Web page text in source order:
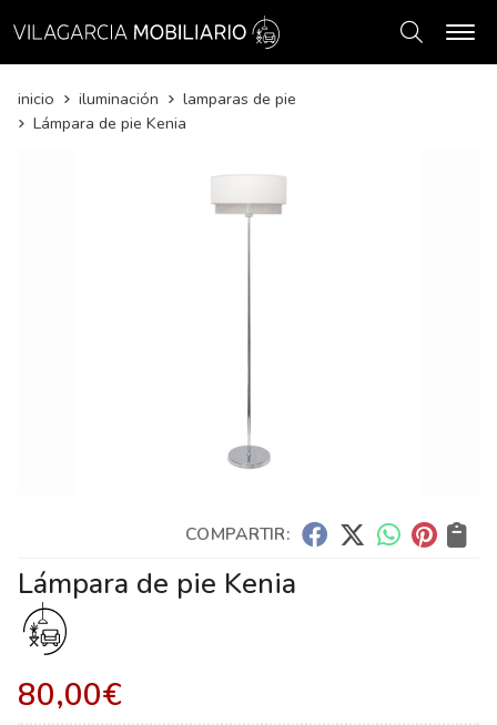
Buscar
inicio iluminación
lamparas de pie
Lámpara de pie Kenia
COMPARTIR:
Lámpara de pie Kenia
80,00€